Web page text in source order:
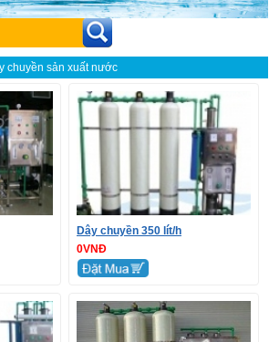
chuyền sản xuất nước
Dây chuyền 350 lít/h
0VNĐ